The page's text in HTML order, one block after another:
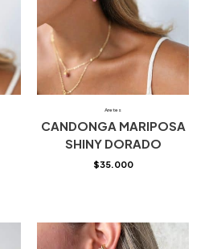
Aretes
CANDONGA MARIPOSA
SHINY DORADO
$35.000